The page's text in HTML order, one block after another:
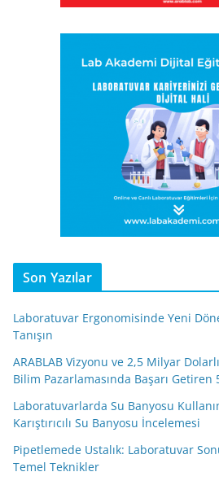
Son Yazılar
Laboratuvar Ergonomisinde Yeni
Tanışın
ARABLAB Vizyonu ve 2,5 Milyar
Bilim Pazarlamasında Başarı
Laboratuvarlarda Su Banyosu
Karıştırıcılı Su Banyosu İncelemesi
Pipetlemede Ustalık: Laboratuvar
Temel Teknikler